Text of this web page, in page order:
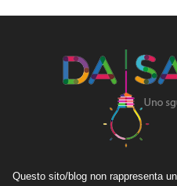
Questo sito/blog non rappresenta